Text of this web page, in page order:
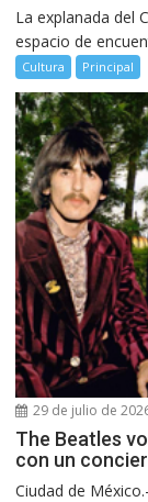
La explanada del
espacio de
Cultura Principal
29 de julio de
The Beatles
con un
Ciudad de